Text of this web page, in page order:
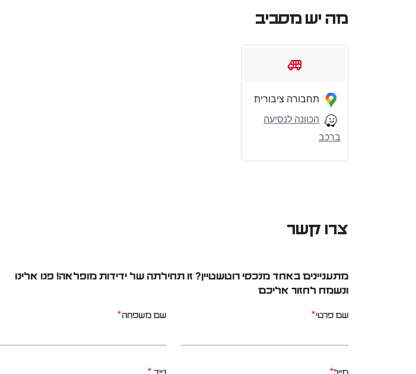
מה יש מסביב
תחבורה ציבורית
הכוונה לנסיעה
ברכב
צרו קשר
מתעניינים באחד מנכסי רוטשטיין? זו תחילתה של ידידות מופלאה! פנו אלינו
ונשמח לחזור אליכם
שם פרטי* שם משפחה*
*
*